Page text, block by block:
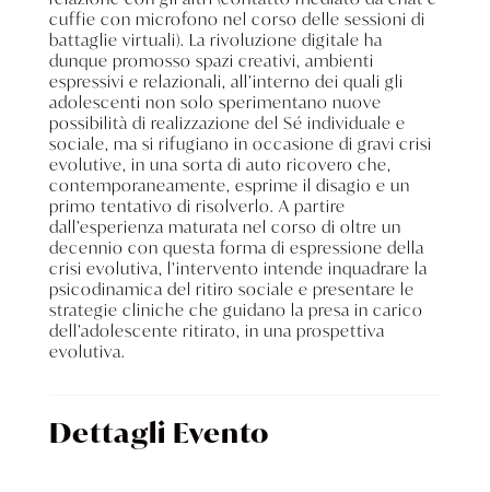
cuffie con microfono nel corso delle sessioni di
battaglie virtuali). La rivoluzione digitale ha
dunque promosso spazi creativi, ambienti
espressivi e relazionali, all’interno dei quali gli
adolescenti non solo sperimentano nuove
possibilità di realizzazione del Sé individuale e
sociale, ma si rifugiano in occasione di gravi crisi
evolutive, in una sorta di auto ricovero che,
contemporaneamente, esprime il disagio e un
primo tentativo di risolverlo. A partire
dall’esperienza maturata nel corso di oltre un
decennio con questa forma di espressione della
crisi evolutiva, l’intervento intende inquadrare la
psicodinamica del ritiro sociale e presentare le
strategie cliniche che guidano la presa in carico
dell’adolescente ritirato, in una prospettiva
evolutiva.
Dettagli Evento